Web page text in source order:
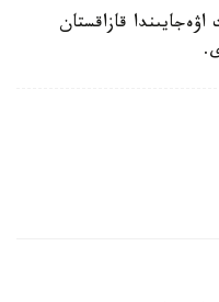
قازاقستان